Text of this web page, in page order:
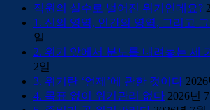
직원의 실수로 벌어진 위기인데요?
1. 신의 영역, 인간의 영역, 그리고 그
일
2. 위기 앞에서 분노를 내려놓는 세
2일
3. 위기란 ‘언제’에 관한 것이다
4. 목표 없이 위기관리 없다 2026년